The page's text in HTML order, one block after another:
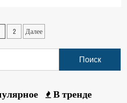
2 Далее
В тренде